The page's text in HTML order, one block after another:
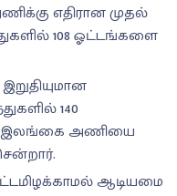
எதிரான முதல்
108 ஓட்டங்களை
140
இலங்கை அணியை
ஆடியமை